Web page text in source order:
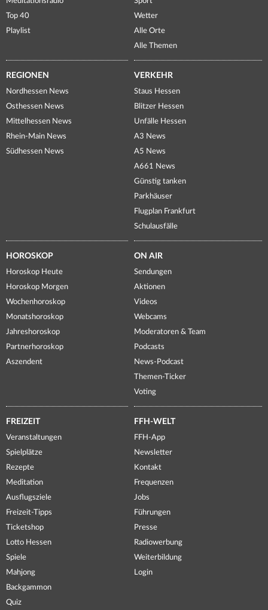
Top 40
Playlist
Wetter
Alle Orte
Alle Themen
REGIONEN
Nordhessen News
Osthessen News
Mittelhessen News
Rhein-Main News
Südhessen News
VERKEHR
Staus Hessen
Blitzer Hessen
Unfälle Hessen
A3 News
A5 News
A661 News
Günstig tanken
Parkhäuser
Flugplan Frankfurt
Schulausfälle
HOROSKOP
Horoskop Heute
Horoskop Morgen
Wochenhoroskop
Monatshoroskop
Jahreshoroskop
Partnerhoroskop
Aszendent
ON AIR
Sendungen
Aktionen
Videos
Webcams
Moderatoren & Team
Podcasts
News-Podcast
Themen-Ticker
Voting
FREIZEIT
Veranstaltungen
Spielplätze
Rezepte
Meditation
Ausflugsziele
Freizeit-Tipps
Ticketshop
Lotto Hessen
Spiele
Mahjong
Backgammon
Quiz
FFH-WELT
FFH-App
Newsletter
Kontakt
Frequenzen
Jobs
Führungen
Presse
Radiowerbung
Weiterbildung
Login